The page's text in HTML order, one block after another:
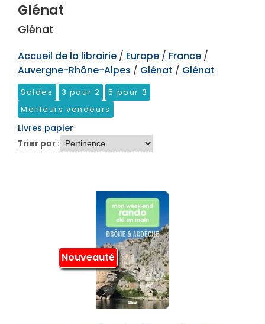
Glénat
Glénat
Accueil de la librairie / Europe / France /
Auvergne-Rhône-Alpes / Glénat / Glénat
Soldes 3 pour 2
5 pour 3
Meilleurs vendeurs
Livres papier
Trier par :
Nouveauté